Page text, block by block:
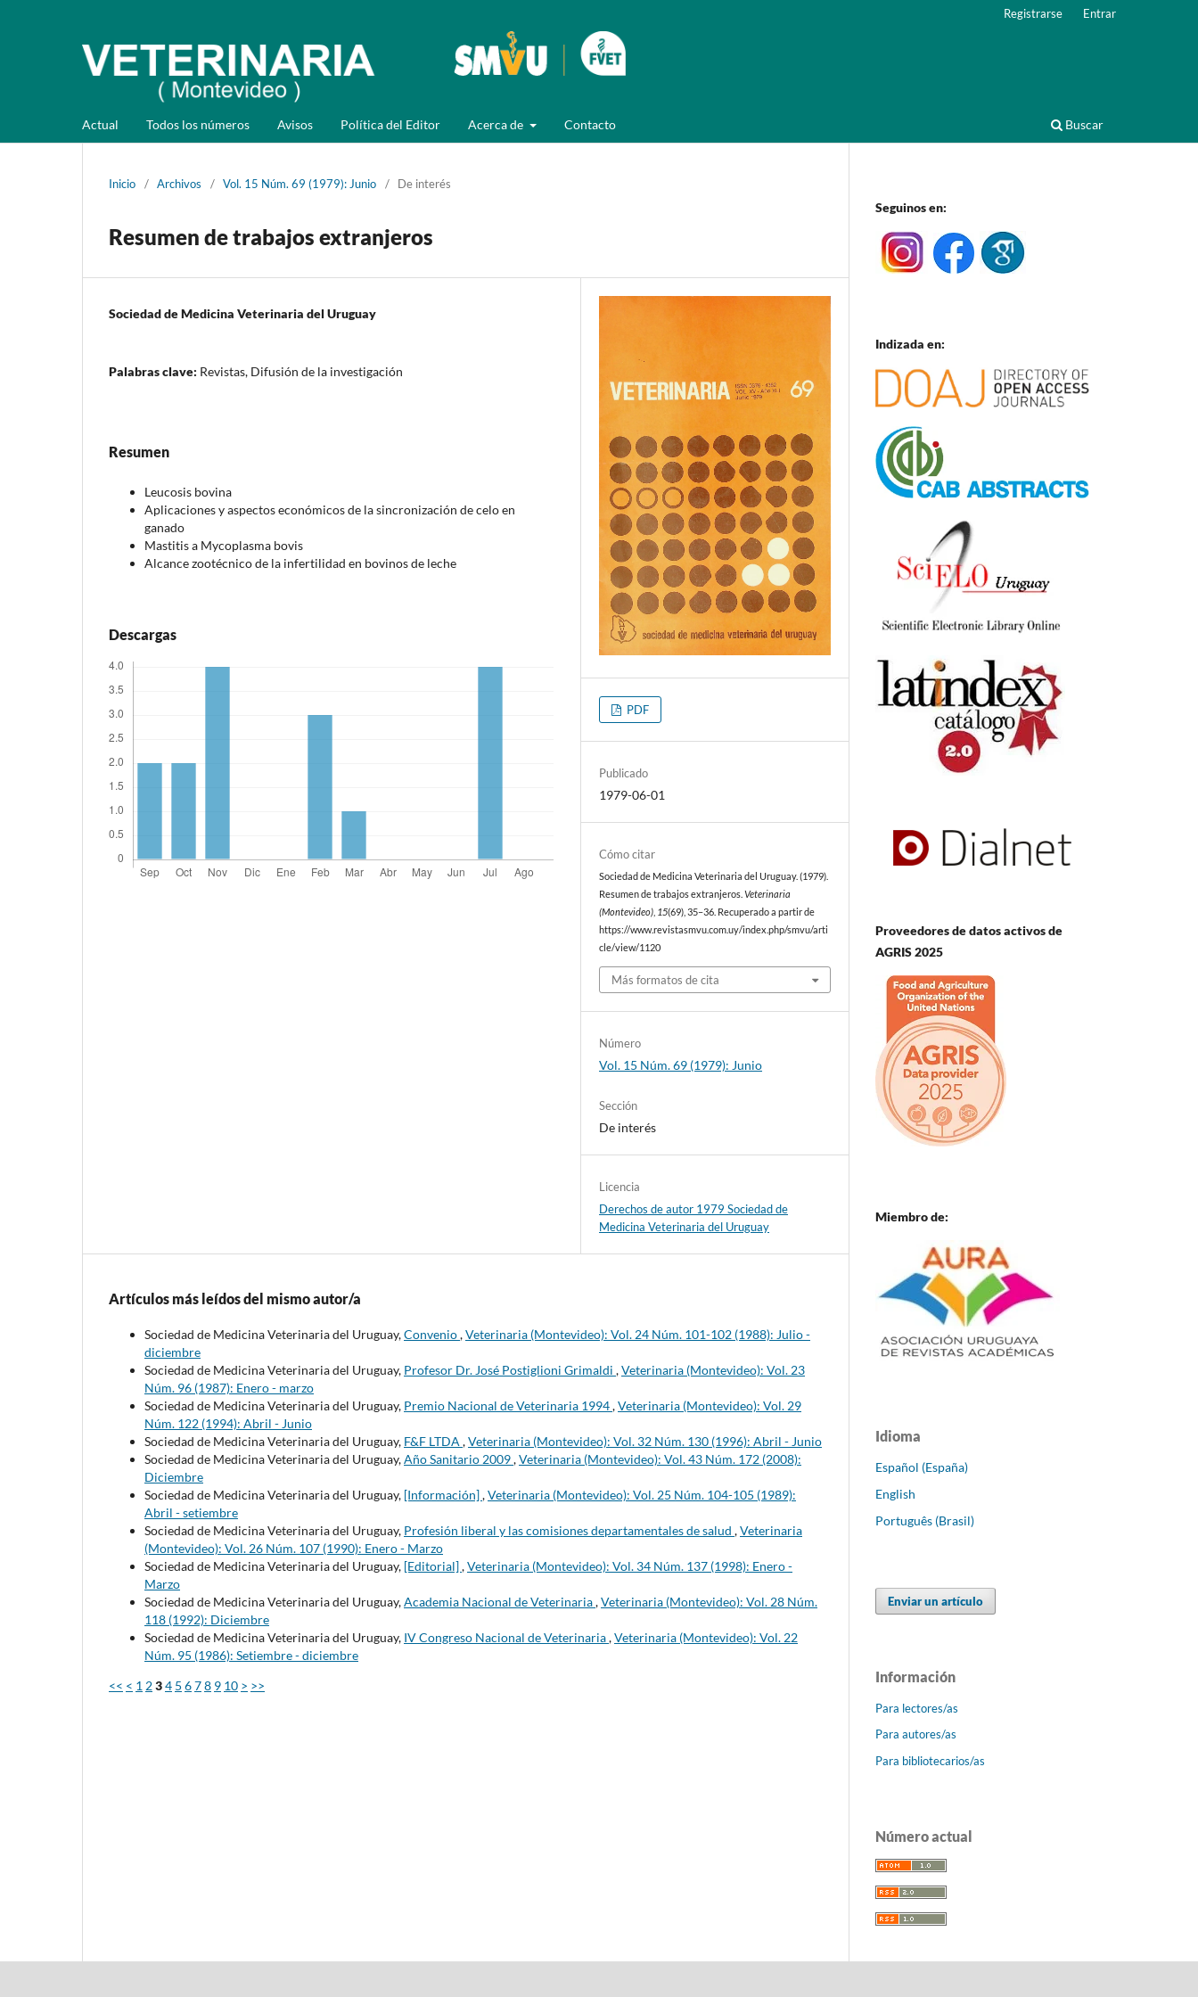
Actual Todos los números Avisos Política del Editor Acerca de Contacto Buscar
Registrarse Entrar
Inicio / Archivos / Vol. 15 Núm. 69 (1979): Junio / De interés
Resumen de trabajos extranjeros
Sociedad de Medicina Veterinaria del Uruguay
Palabras clave: Revistas, Difusión de la investigación
Resumen
Leucosis bovina
Aplicaciones y aspectos económicos de la sincronización de celo en
ganado
Mastitis a Mycoplasma bovis
Alcance zootécnico de la infertilidad en bovinos de leche
Descargas
PDF
Publicado
1979-06-01
Cómo citar
Sociedad de Medicina Veterinaria del Uruguay. (1979).
Resumen de trabajos extranjeros.Veterinaria
(Montevideo) 15(69), 35–36. Recuperado a partir de
https://www.revistasmvu.com.uy/index.php/smvu/arti
cle/view/1120
Más formatos de cita
Número
Vol. 15 Núm. 69 (1979): Junio
Sección
De interés
Licencia
Derechos de autor 1979 Sociedad de
Medicina Veterinaria del Uruguay
Artículos más leídos del mismo autor/a
Sociedad de Medicina Veterinaria del Uruguay,Convenio,Veterinaria (Montevideo): Vol. 24 Núm. 101-102 (1988): Julio -
diciembre
Sociedad de Medicina Veterinaria del Uruguay, Profesor Dr. José Postiglioni Grimaldi ,Veterinaria (Montevideo): Vol. 23
Núm. 96 (1987): Enero - marzo
Sociedad de Medicina Veterinaria del Uruguay, Premio Nacional de Veterinaria 1994,Veterinaria (Montevideo): Vol. 29
Núm. 122 (1994): Abril - Junio
Sociedad de Medicina Veterinaria del Uruguay, F&F LTDA ,Veterinaria (Montevideo): Vol. 32 Núm. 130 (1996): Abril - Junio
Sociedad de Medicina Veterinaria del Uruguay,Año Sanitario 2009,Veterinaria (Montevideo): Vol. 43 Núm. 172 (2008):
Diciembre
Sociedad de Medicina Veterinaria del Uruguay, [Información],Veterinaria (Montevideo): Vol. 25 Núm. 104-105 (1989):
Abril - setiembre
Sociedad de Medicina Veterinaria del Uruguay, Profesión liberal y las comisiones departamentales de salud ,Veterinaria
(Montevideo): Vol. 26 Núm. 107 (1990): Enero - Marzo
Sociedad de Medicina Veterinaria del Uruguay, [Editorial],Veterinaria (Montevideo): Vol. 34 Núm. 137 (1998): Enero -
Marzo
Sociedad de Medicina Veterinaria del Uruguay,Academia Nacional de Veterinaria,Veterinaria (Montevideo): Vol. 28 Núm.
118 (1992): Diciembre
Sociedad de Medicina Veterinaria del Uruguay, IV Congreso Nacional de Veterinaria,Veterinaria (Montevideo): Vol. 22
Núm. 95 (1986): Setiembre - diciembre
<< < 1 234 5 678 9 10 > >>
Seguinos en:
Indizada en:
Proveedores de datos activos de
AGRIS 2025
Miembro de:
Idioma
Español (España)
English
Português (Brasil)
Enviar un artículo
Información
Para lectores/as
Para autores/as
Para bibliotecarios/as
Número actual